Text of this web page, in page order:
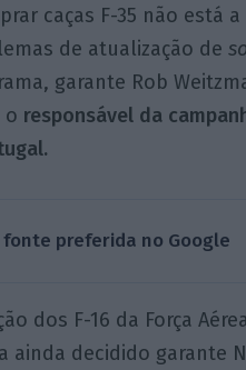
caças F-35 não está
de atualização de
garante Rob
o responsável da
fonte preferida no Google
dos F-16 da Força
ainda decidido garante